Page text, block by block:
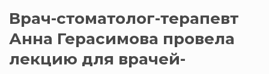
Врач-стоматолог-терапевт
Анна Герасимова провела
лекцию для врачей-